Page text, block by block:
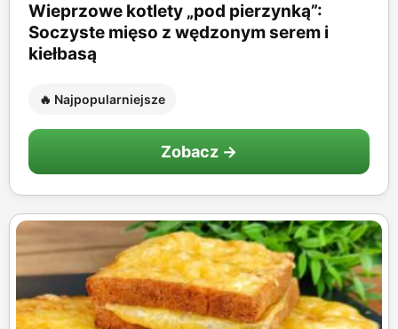
Wieprzowe kotlety „pod pierzynką”:
Soczyste mięso z wędzonym serem i
kiełbasą
🔥 Najpopularniejsze
Zobacz →